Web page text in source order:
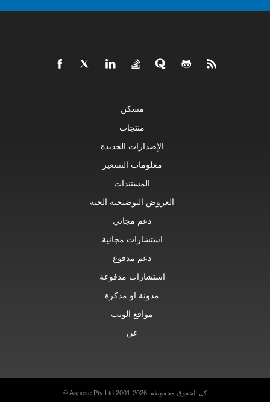
مسكن
منتجات
الإصدارات الجديدة
معلومات التسعير
المستندات
العروض التوضيحية الحية
دعم مجاني
استشارات مجانية
دعم مدفوع
استشارات مدفوعة
مدونة او مذكرة
مواقع الويب
عن
© Aspose Pty Ltd 2001-2026. كل الحقوق محفوظة